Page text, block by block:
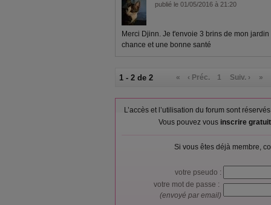
publié le 01/05/2016 à 21:20
Merci Djinn. Je t'envoie 3 brins de mon
chance et une bonne santé
1 - 2 de 2 « ‹ Préc. 1 Suiv. › »
L’accès et l’utilisation du forum sont
Vous pouvez vous inscrire
Si vous êtes déjà membre,
votre pseudo :
votre mot de passe :
(envoyé par email)